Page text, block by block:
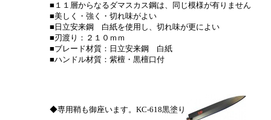
■１１層からなるダマスカス鋼は、同じ模様が有りません
■美しく・強く・切れ味がよい
■日立安来鋼 白紙を使用し、切れ味が更によい
■刃渡り：２１０ｍｍ
■ブレード材質：日立安来鋼 白紙
■ハンドル材質：紫檀・黒檀口付
◆専用鞘も御座います。KC-618黒塗り